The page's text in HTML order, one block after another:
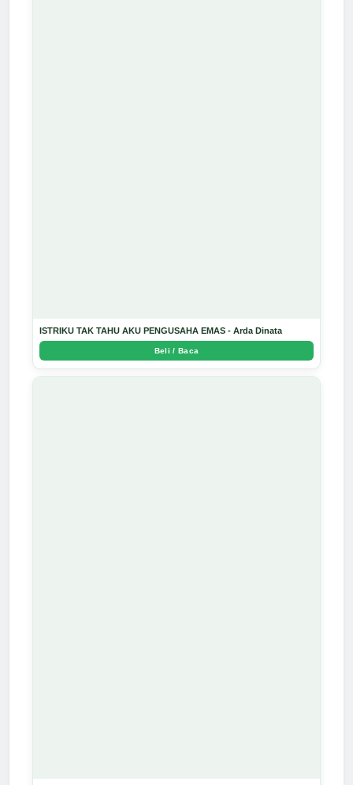
ISTRIKU TAK TAHU AKU PENGUSAHA EMAS - Arda Dinata
Beli / Baca